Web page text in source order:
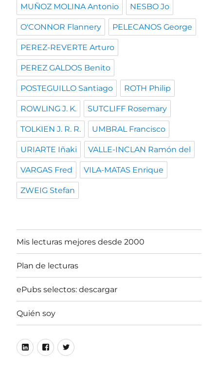
MUÑOZ MOLINA Antonio NESBO Jo
O'CONNOR Flannery PELECANOS George
PEREZ-REVERTE Arturo
PEREZ GALDOS Benito
POSTEGUILLO Santiago ROTH Philip
ROWLING J. K. SUTCLIFF Rosemary
TOLKIEN J. R. R. UMBRAL Francisco
URIARTE Iñaki VALLE-INCLAN Ramón del
VARGAS Fred VILA-MATAS Enrique
ZWEIG Stefan
Mis lecturas mejores desde 2000
Plan de lecturas
ePubs selectos: descargar
Quién soy
LinkedinFacebookTwitter